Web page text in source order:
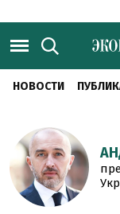
НОВОСТИ